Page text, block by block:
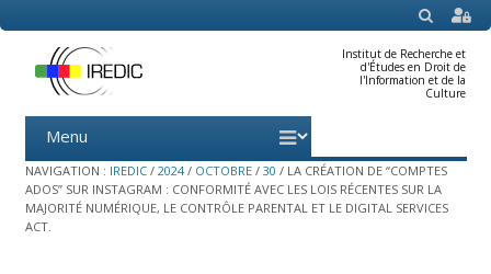
SEARCH
Institut de Recherche et
d'Études en Droit de
l'Information et de la
Culture
Menu
content
NAVIGATION : IREDIC / 2024 / OCTOBRE / 30 / LA CRÉATION DE “COMPTES
ADOS” SUR INSTAGRAM : CONFORMITÉ AVEC LES LOIS RÉCENTES SUR LA
MAJORITÉ NUMÉRIQUE, LE CONTRÔLE PARENTAL ET LE DIGITAL SERVICES
ACT.